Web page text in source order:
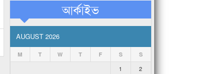
আর্কাইভ
AUGUST 2026
M T W T F S S
1
2